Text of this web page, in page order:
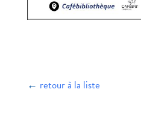
← retour à la liste